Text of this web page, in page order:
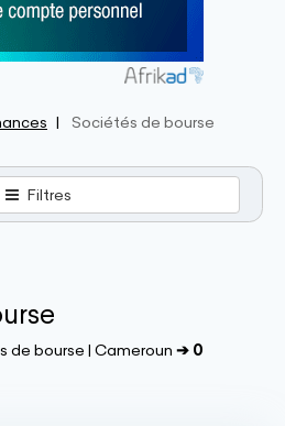
Sociétés de bourse
Filtres
de bourse | Cameroun ➔ 0